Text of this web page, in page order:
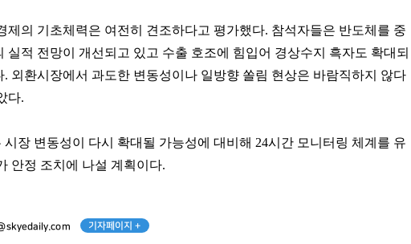
강태영
[관련 기사]
방준혁
[관련 기사]
양홍석 김고은
제의 기초체력은 여전히 견조하다고 평가했다. 참석자들은 반도체를 중
실적 전망이 개선되고 있고 수출 호조에 힘입어 경상수지 흑자도 확대되
. 외환시장에서 과도한 변동성이나 일방향 쏠림 현상은 바람직하지 않다
다.
시장 변동성이 다시 확대될 가능성에 대비해 24시간 모니터링 체계를 유
안정 조치에 나설 계획이다.
기자페이지 +